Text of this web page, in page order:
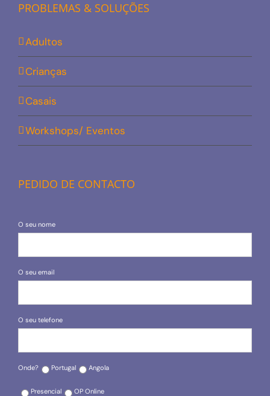
PROBLEMAS & SOLUÇÕES
Adultos
Crianças
Casais
Workshops/ Eventos
PEDIDO DE CONTACTO
O seu nome
O seu email
O seu telefone
Onde? Portugal Angola
Presencial OP Online